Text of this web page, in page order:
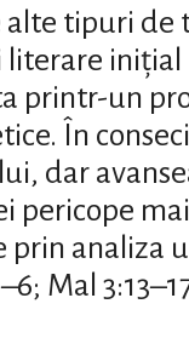
tipuri de
printr-un
În
dar
pericope
prin analiza
Mal